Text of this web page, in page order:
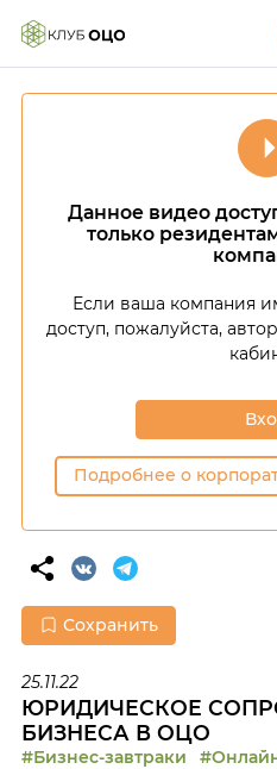
Данное видео
только
Если ваша компания
доступ, пожалуйста,
Подробнее о
Сохранить
25.11.22
ЮРИДИЧЕСКОЕ
БИЗНЕСА В ОЦО
#Бизнес-завтраки